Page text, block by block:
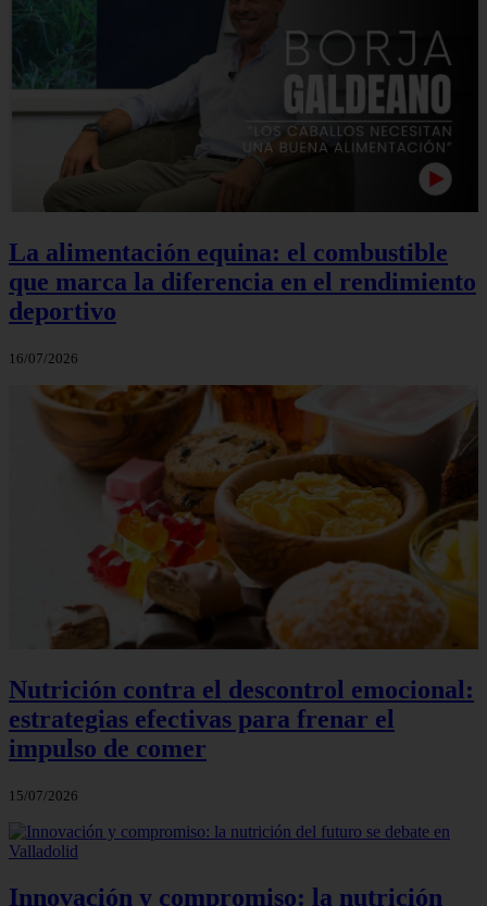
La alimentación equina: el combustible
que marca la diferencia en el rendimiento
deportivo
16/07/2026
Nutrición contra el descontrol emocional:
estrategias efectivas para frenar el
impulso de comer
15/07/2026
Innovación y compromiso: la nutrición